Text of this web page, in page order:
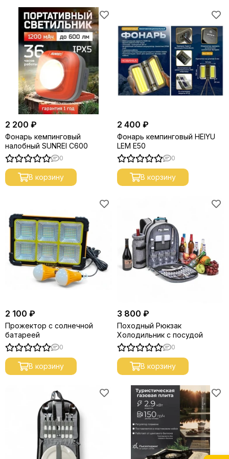
2 200 ₽
Фонарь кемпинговый
налобный SUNREI C600
0
В корзину
2 400 ₽
Фонарь кемпинговый HEIYU
LEM E50
0
В корзину
2 100 ₽
Прожектор с солнечной
батареей
0
В корзину
3 800 ₽
Походный Рюкзак
Холодильник с посудой
0
В корзину